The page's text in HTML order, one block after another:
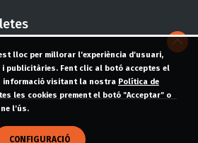
lloc per millorar l'experiència d'usuari,
publicitàries. Fent clic al botó acceptes el
informació visitant la nostra Política de
les cookies prement el botó "Acceptar" o
l'ús.
CONFIGURACIÓ